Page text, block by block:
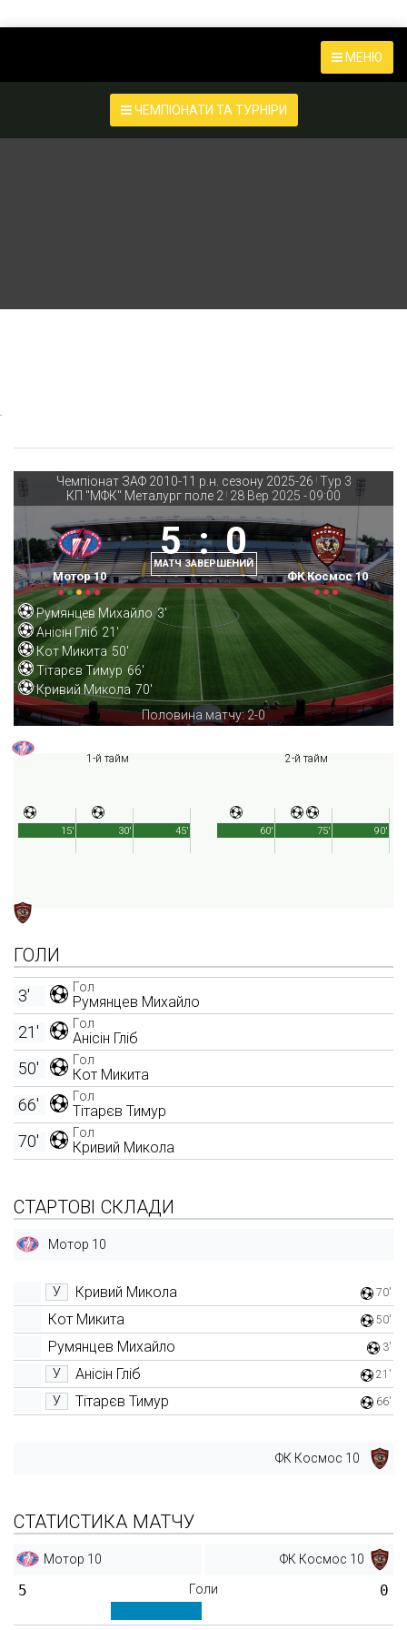
МЕНЮ
ЧЕМПІОНАТИ ТА ТУРНІРИ
Чемпіонат ЗАФ 2010-11 р.н. сезону 2025-26 | Тур 3
КП "МФК" Металург поле 2 | 28 Вер 2025 - 09:00
Мотор 10
5 : 0
МАТЧ ЗАВЕРШЕНИЙ
ФК Космос 10
Румянцев Михайло 3'
Анісін Гліб 21'
Кот Микита 50'
Тітарєв Тимур 66'
Кривий Микола 70'
Половина матчу: 2-0
1-й тайм
45'
15' 30'
2-й тайм
90'
60' 75'
ГОЛИ
Гол
Румянцев Михайло
3'
Гол
Анісін Гліб
21'
Гол
Кот Микита
50'
Гол
Тітарєв Тимур
66'
Гол
Кривий Микола
70'
СТАРТОВІ СКЛАДИ
Мотор 10
У Кривий Микола 70'
Кот Микита 50'
Румянцев Михайло 3'
У Анісін Гліб 21'
У Тітарєв Тимур 66'
ФК Космос 10
СТАТИСТИКА МАТЧУ
Мотор 10 ФК Космос 10
5 Голи 0